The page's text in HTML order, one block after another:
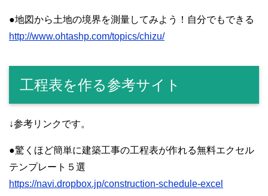
●地図から土地の境界を測量してみよう！自分でもできる
http://www.ohtashp.com/topics/chizu/
工程表を作る参考サイト
↓参考リンクです。
●驚くほど簡単に建築工事の工程表が作れる無料エクセル
テンプレート５選
https://navi.dropbox.jp/construction-schedule-excel